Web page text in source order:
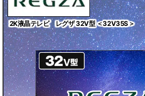
2K液晶テレビ レグザ 32V型 ＜32V35S＞